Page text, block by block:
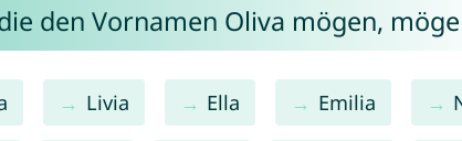
den Vornamen Oliva mögen,
Livia Ella Emilia